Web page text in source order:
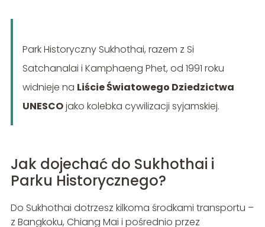
Park Historyczny Sukhothai, razem z Si
Satchanalai i Kamphaeng Phet, od 1991 roku
widnieje na Liście Światowego Dziedzictwa
UNESCOjako kolebka cywilizacji syjamskiej.
Jak dojechać do Sukhothai i
Parku Historycznego?
Do Sukhothai dotrzesz kilkoma środkami transportu –
z Bangkoku, Chiang Mai i pośrednio przez